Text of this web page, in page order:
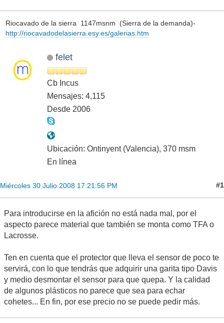
Riocavado de la sierra 1147msnm (Sierra de la demanda)-
http://riocavadodelasierra.esy.es/galerias.htm
felet
Cb Incus
Mensajes: 4,115
Desde 2006
Ubicación: Ontinyent (Valencia), 370 msm
En línea
Miércoles 30 Julio 2008 17:21:56 PM #1
Para introducirse en la afición no está nada mal, por el
aspecto parece material que también se monta como TFA o
Lacrosse.
Ten en cuenta que el protector que lleva el sensor de poco te
servirá, con lo que tendrás que adquirir una garita tipo Davis
y medio desmontar el sensor para que quepa. Y la calidad
de algunos plásticos no parece que sea para echar
cohetes... En fin, por ese precio no se puede pedir más.